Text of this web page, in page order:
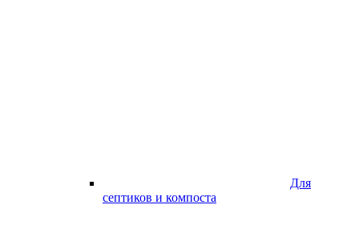
Для
септиков и компоста